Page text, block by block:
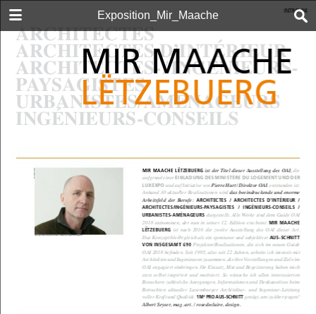
Exposition_Mir_Maache
mir_mmache.pdf 25.7 MB